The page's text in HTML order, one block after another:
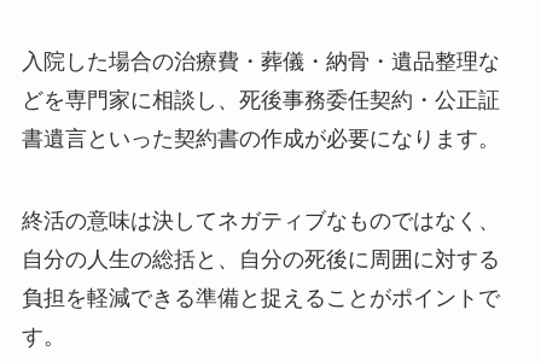
入院した場合の治療費・葬儀・納骨・遺品整理な
どを専門家に相談し、死後事務委任契約・公正証
書遺言といった契約書の作成が必要になります。
終活の意味は決してネガティブなものではなく、
自分の人生の総括と、自分の死後に周囲に対する
負担を軽減できる準備と捉えることがポイントで
す。